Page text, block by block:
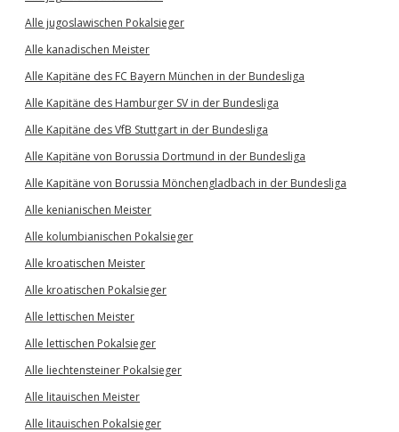
Alle jugoslawischen Pokalsieger
Alle kanadischen Meister
Alle Kapitäne des FC Bayern München in der Bundesliga
Alle Kapitäne des Hamburger SV in der Bundesliga
Alle Kapitäne des VfB Stuttgart in der Bundesliga
Alle Kapitäne von Borussia Dortmund in der Bundesliga
Alle Kapitäne von Borussia Mönchengladbach in der Bundesliga
Alle kenianischen Meister
Alle kolumbianischen Pokalsieger
Alle kroatischen Meister
Alle kroatischen Pokalsieger
Alle lettischen Meister
Alle lettischen Pokalsieger
Alle liechtensteiner Pokalsieger
Alle litauischen Meister
Alle litauischen Pokalsieger